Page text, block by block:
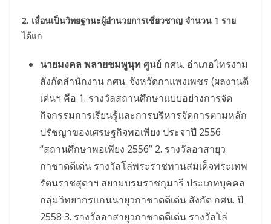
2. เลื่อนเป็นวิทยฐานะผู้อำนวยการเชี่ยวชาญ จำนวน 1 ราย
ได้แก่
นายมงคล พลายชมพูนุทศูนย์ กศน. อำเภอไทรงาม
สังกัดสำนักงาน กศน. จังหวัดกาแพงเพชร (ผลงานดี
เด่นฯ คือ 1. รางวัลสถานศึกษาแบบอย่างการจัด
กิจกรรมการเรียนรู้และการบริหารจัดการตามหลัก
ปรัชญาของเศรษฐกิจพอเพียง ประจาปี 2556
“สถานศึกษาพอเพียง 2556” 2. รางวัลอาสายุว
กาชาดดีเด่น รางวัลโล่พระราชทานสมเด็จพระเทพ
รัตนราชสุดาฯ สยามบรมราชกุมารี ประเภทบุคคล
กลุ่มวิทยากรแกนนายุวกาชาดดีเด่น สังกัด กศน. ปี
2558 3. รางวัลอาสายุวกาชาดดีเด่น รางวัลโล่